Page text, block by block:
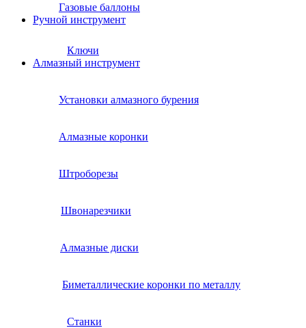
Газовые баллоны
Ручной инструмент
Ключи
Алмазный инструмент
Установки алмазного бурения
Алмазные коронки
Штроборезы
Швонарезчики
Алмазные диски
Биметаллические коронки по металлу
Станки